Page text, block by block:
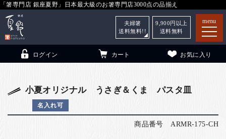
「箸専門店 銀座夏野」日本最大級のお箸専門店3000点の品揃え
menu
箸（贈答用・自宅用）
ログイン カート お気に入り
夫婦箸
送料無料!!
9,900 円以上
送料無料
小夏オリジナル うさぎ＆くま パスタ皿
名入れ可
商品番号 ARMR-175-CH